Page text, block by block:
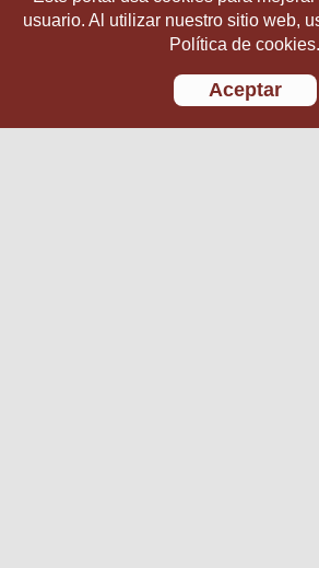
usuario. Al utilizar nuestro sitio web,
Política de cookies.
Aceptar